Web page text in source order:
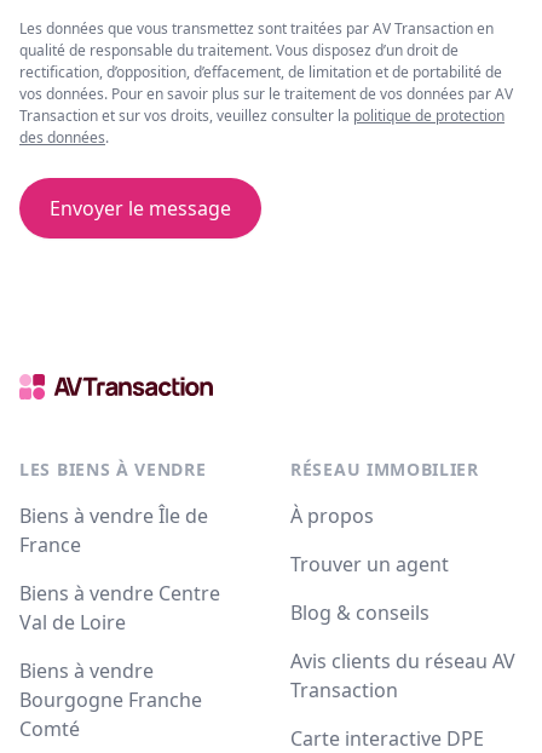
Les données que vous transmettez sont traitées par AV Transaction en
qualité de responsable du traitement. Vous disposez d’un droit de
rectification, d’opposition, d’effacement, de limitation et de portabilité de
vos données. Pour en savoir plus sur le traitement de vos données par AV
Transaction et sur vos droits, veuillez consulter la politique de protection
des données.
Envoyer le message
LES BIENS À VENDRE
Biens à vendre Île de
France
Biens à vendre Centre
Val de Loire
Biens à vendre
Bourgogne Franche
Comté
RÉSEAU IMMOBILIER
À propos
Trouver un agent
Blog & conseils
Avis clients du réseau AV
Transaction
Carte interactive DPE